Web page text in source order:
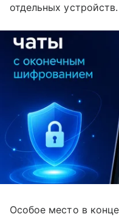
отдельных устройств.
Особое место в